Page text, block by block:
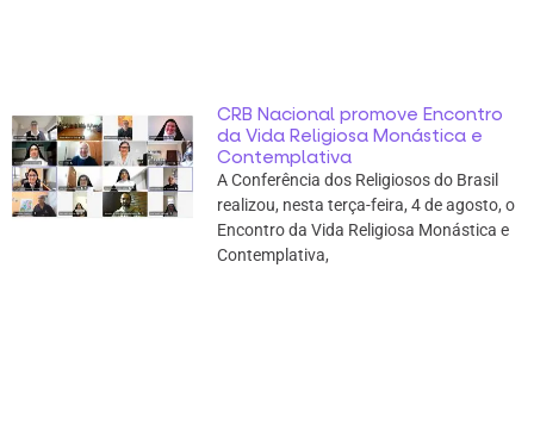
CRB Nacional promove Encontro
da Vida Religiosa Monástica e
Contemplativa
A Conferência dos Religiosos do Brasil
realizou, nesta terça-feira, 4 de agosto, o
Encontro da Vida Religiosa Monástica e
Contemplativa,